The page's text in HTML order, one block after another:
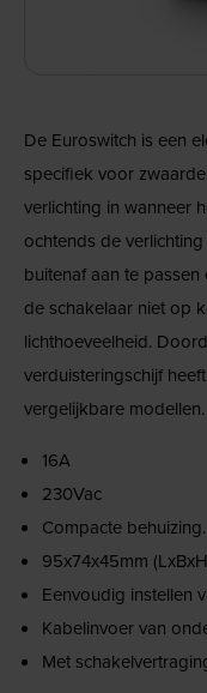
De Euroswitch is een
specifiek voor
verlichting in wanneer
ochtends de
buitenaf aan te
de schakelaar niet op
lichthoeveelheid.
verduisteringschijf
vergelijkbare modellen.
16A
230Vac
Compacte behuizing.
95x74x45mm
Eenvoudig instellen
Kabelinvoer van
Met